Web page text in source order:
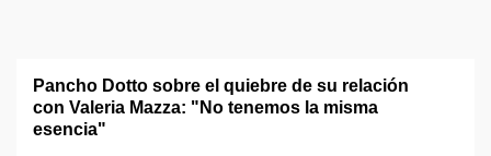
Pancho Dotto sobre el quiebre de su relación
con Valeria Mazza: "No tenemos la misma
esencia"